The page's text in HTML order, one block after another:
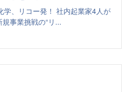
学、リコー発！ 社内起業家4人が
事業挑戦の“リ...